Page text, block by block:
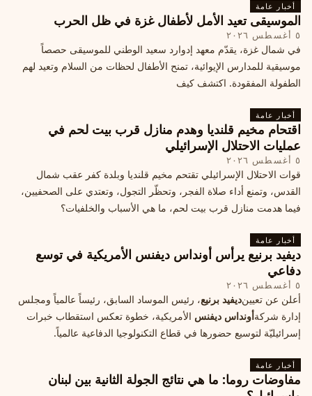
أخبار عامة
الموسيقى تعيد الأمل لأطفال غزة في ظل الحرب
٥ أغسطس ٢٠٢٦
في شمال غزة، يقدّم معهد إدوارد سعيد الوطني للموسيقى حصصاً
موسيقية للمدارس الإيوائية، تمنح الأطفال لحظات من السلام وتعيد لهم
الطفولة المفقودة. اكتشف كيف
أخبار عامة
اقتحام مخيم قلنديا وهدم منازل قرب بيت لحم في
عمليات الاحتلال الإسرائيلي
٥ أغسطس ٢٠٢٦
قوات الاحتلال الإسرائيلي تقتحم مخيم قلنديا وبلدة كفر عقب شمال
القدس، وتمنع أداء صلاة الفجر، وتحظّر التجول، وتعتدي على الصحفيين،
فيما هدمت منازل قرب بيت لحم، ما هي الأسباب والخلفيات؟
أخبار عامة
ديفيد برنيع يرأس أونداس ديفنس الأمريكية في توسع
دفاعي
٥ أغسطس ٢٠٢٦
أعلن عن تعيينديفيد برنيع، رئيس الموساد السابق، رئيساً عالمياً ومجلس
إدارة شركةأونداس ديفنس الأمريكية، خطوة تعكس استقطاب خبرات
إسرائيليّة لتوسيع حضورها في قطاع التكنولوجيا الدفاعية عالمياً.
أخبار عامة
مفاوضات روما: ما هي نتائج الجولة الثانية بين لبنان